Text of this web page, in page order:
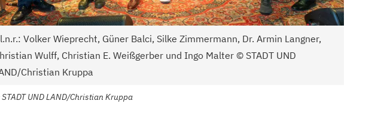
Volker Wieprecht, Güner Balci, Silke Zimmermann, Dr. Armin Langner,
Wulff, Christian E. Weißgerber und Ingo Malter © STADT UND
Christian Kruppa
STADT UND LAND/Christian Kruppa